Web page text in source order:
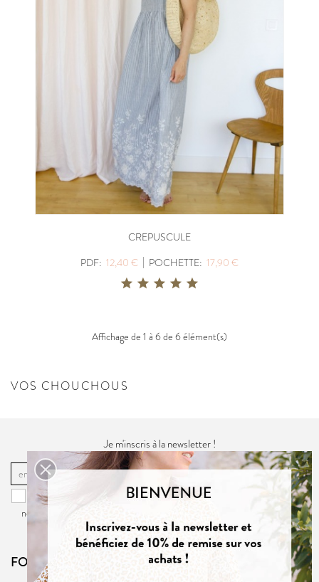
CREPUSCULE
PDF: 12,40 € | POCHETTE: 17,90 €
Affichage de 1 à 6 de 6 élément(s)
VOS CHOUCHOUS
Je m'inscris à la newsletter !
OK
Vous pouvez vous désinscrire à tout moment. Vous trouverez pour cela
nos informations de contact dans la
du site.
FOLLOW US